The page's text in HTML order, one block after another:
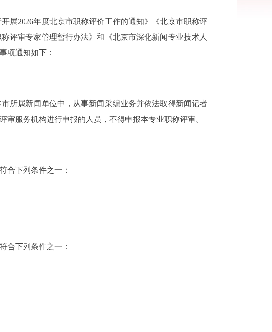
2026年度北京市职称评价工作的通知》《北京市职称评
评审专家管理暂行办法》和《北京市深化新闻专业技术人
项通知如下：
属新闻单位中，从事新闻采编业务并依法取得新闻记者
服务机构进行申报的人员，不得申报本专业职称评审。
下列条件之一：
下列条件之一：